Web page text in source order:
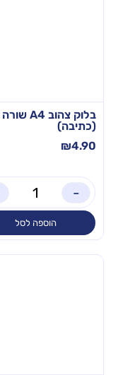
בלוק צהוב ‏‏4‏A שורה
(כתיבה)
₪4.90
-
הוספה לסל